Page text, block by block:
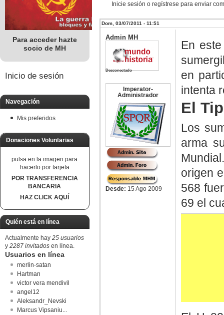
Para acceder hazte
socio de MH
Inicio de sesión
Navegación
Mis preferidos
Donaciones Voluntarias
pulsa en la imagen para
hacerlo por tarjeta
POR TRANSFERENCIA
BANCARIA
HAZ CLICK AQUÍ
Quién está en línea
Actualmente hay 25 usuarios
y 2287 invitados en línea.
Usuarios en línea
merlin-satan
Hartman
victor vera mendivil
angel12
Aleksandr_Nevski
Marcus Vipsaniu...
Inicie sesión o regístrese para enviar
Dom, 03/07/2011 - 11:51
Admin MH
Desconectado
Imperator-
Administrador
Desde: 15 Ago 2009
En
en
intenta
El
Los
arma
origen
568
69 el